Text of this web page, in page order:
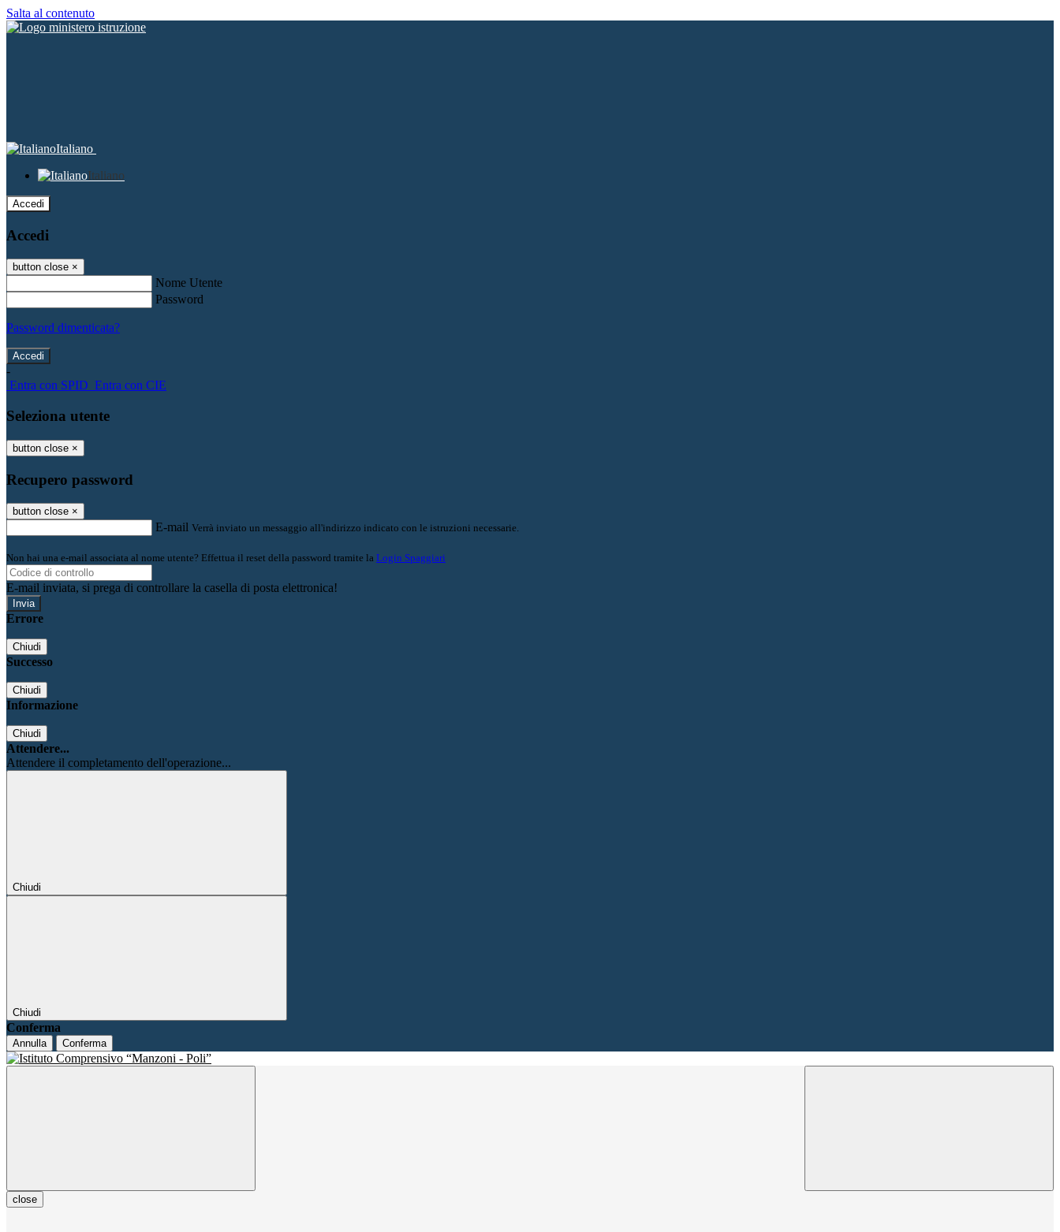
Salta al contenuto
Italiano
Italiano
Accedi
Accedi
button close ×
Nome Utente
Password
Password dimenticata?
-
Entra con SPID Entra con CIE
Seleziona utente
button close ×
Recupero password
button close ×
E-mail Verrà inviato un messaggio all'indirizzo indicato con le istruzioni necessarie.
Non hai una e-mail associata al nome utente? Effettua il reset della password tramite la Login Spaggiari
E-mail inviata, si prega di controllare la casella di posta elettronica!
Errore
Chiudi
Successo
Chiudi
Informazione
Chiudi
Attendere...
Attendere il completamento dell'operazione...
Chiudi
Chiudi
Conferma
Annulla Conferma
close